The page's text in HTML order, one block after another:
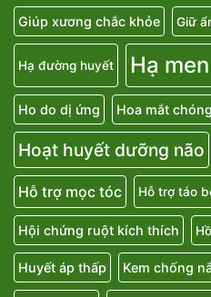
Giúp xương chắc khỏe Giữ
Hạ đường huyết Hạ
Ho do dị ứng Hoa mắt
Hoạt huyết dưỡng não
Hỗ trợ mọc tóc Hỗ trợ táo
Hội chứng ruột kích thích
Huyết áp thấp Kem chống